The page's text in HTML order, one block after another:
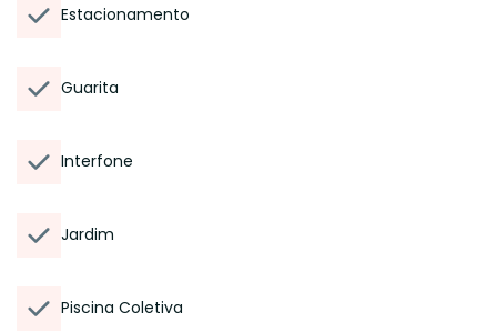
Estacionamento
Guarita
Interfone
Jardim
Piscina Coletiva